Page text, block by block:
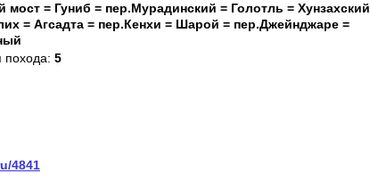
мост = Гуниб = пер.Мурадинский = Голотль = Хунзахский
= Агсадта = пер.Кенхи = Шарой = пер.Джейнджаре =
похода: 5
4841